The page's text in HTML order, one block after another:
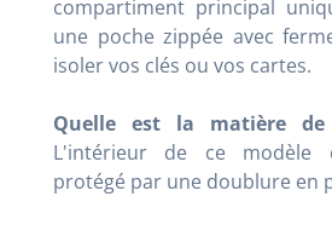
compartiment principal
une poche zippée avec
isoler vos clés ou vos cartes.
Quelle est la matière
L'intérieur de ce modèle
protégé par une doublure en